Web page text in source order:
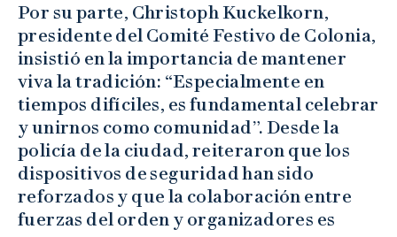
Por su parte, Christoph Kuckelkorn,
presidente del Comité Festivo de Colonia,
insistió en la importancia de mantener
viva la tradición: “Especialmente en
tiempos difíciles, es fundamental celebrar
y unirnos como comunidad”. Desde la
policía de la ciudad, reiteraron que los
dispositivos de seguridad han sido
reforzados y que la colaboración entre
fuerzas del orden y organizadores es